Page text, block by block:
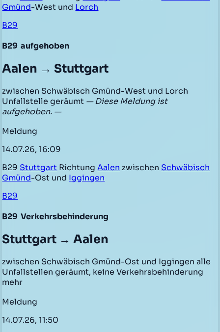
Gmünd-West und Lorch
B29
B29 aufgehoben
Aalen → Stuttgart
zwischen Schwäbisch Gmünd-West und Lorch
Unfallstelle geräumt — Diese Meldung ist
aufgehoben. —
Meldung
14.07.26, 16:09
B29 Stuttgart RichtungAalen zwischen Schwäbisch
Gmünd-Ost und Iggingen
B29
B29 Verkehrsbehinderung
Stuttgart → Aalen
zwischen Schwäbisch Gmünd-Ost und Iggingen alle
Unfallstellen geräumt, keine Verkehrsbehinderung
mehr
Meldung
14.07.26, 11:50